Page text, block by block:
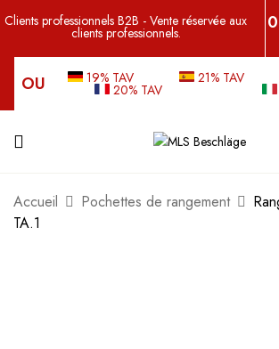
Clients professionnels B2B - Vente réservée aux
clients professionnels.
OU 19% TAV 21% TAV
20% TAV
Accueil Pochettes de rangement
TA.1